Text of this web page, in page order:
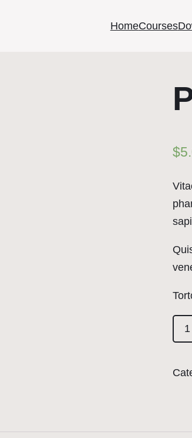
HomeCourses
$